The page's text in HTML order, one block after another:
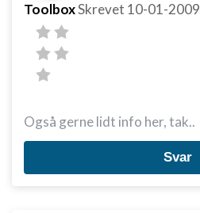
ToolboxSkrevet 10-01-2009
Også gerne lidt info her, tak..
Svar